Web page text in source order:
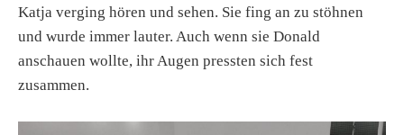
Katja verging hören und sehen. Sie fing an zu stöhnen
und wurde immer lauter. Auch wenn sie Donald
anschauen wollte, ihr Augen pressten sich fest
zusammen.